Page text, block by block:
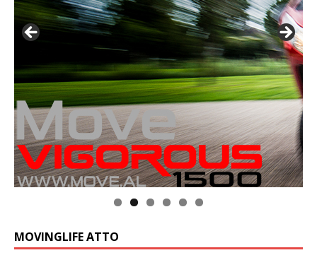
MOVINGLIFE ATTO